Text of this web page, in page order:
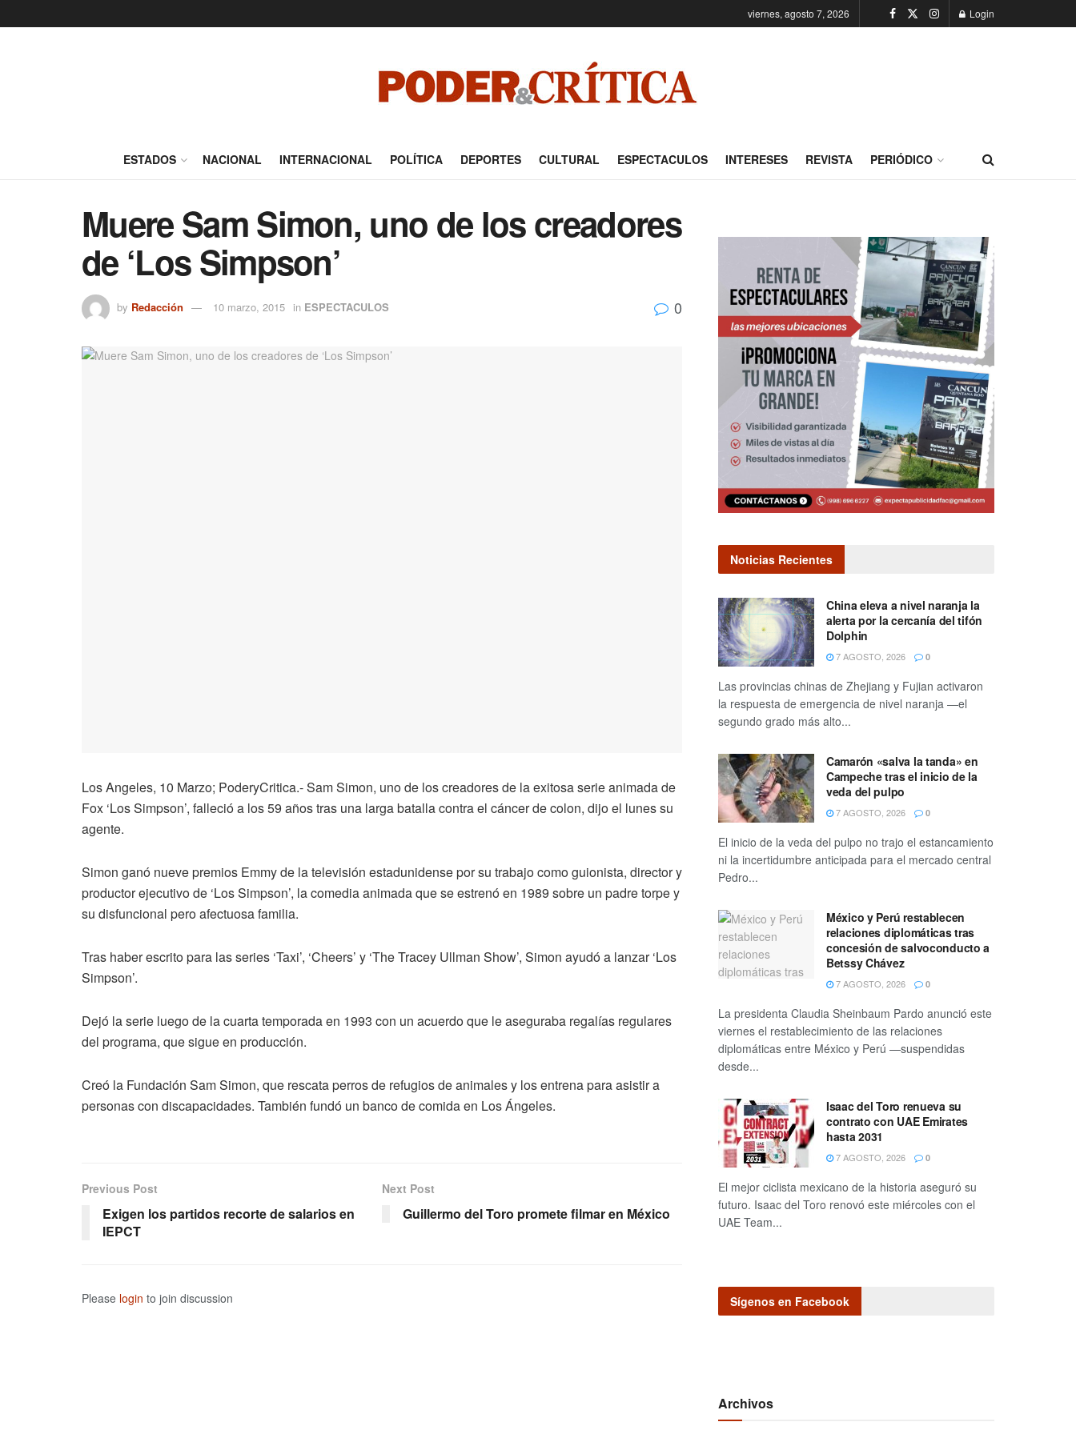
viernes, agosto 7, 2026 Login
ESTADOS NACIONAL INTERNACIONAL POLÍTICA DEPORTES CULTURAL ESPECTACULOS INTERESES REVISTA PERIÓDICO
Muere Sam Simon, uno de los creadores
de ‘Los Simpson’
by Redacción 10 marzo, 2015 in ESPECTACULOS 0
Los Angeles, 10 Marzo; PoderyCritica.- Sam Simon, uno de los creadores de la exitosa serie animada de
Fox ‘Los Simpson’, falleció a los 59 años tras una larga batalla contra el cáncer de colon, dijo el lunes su
agente.
Simon ganó nueve premios Emmy de la televisión estadunidense por su trabajo como guionista, director y
productor ejecutivo de ‘Los Simpson’, la comedia animada que se estrenó en 1989 sobre un padre torpe y
su disfuncional pero afectuosa familia.
Tras haber escrito para las series ‘Taxi’, ‘Cheers’ y ‘The Tracey Ullman Show’, Simon ayudó a lanzar ‘Los
Simpson’.
Dejó la serie luego de la cuarta temporada en 1993 con un acuerdo que le aseguraba regalías regulares
del programa, que sigue en producción.
Creó la Fundación Sam Simon, que rescata perros de refugios de animales y los entrena para asistir a
personas con discapacidades. También fundó un banco de comida en Los Ángeles.
Previous Post
Exigen los partidos recorte de salarios en
IEPCT
Next Post
Guillermo del Toro promete filmar en México
Please login to join discussion
Noticias Recientes
China eleva a nivel naranja la
alerta por la cercanía del tifón
Dolphin
7 AGOSTO, 2026 0
Las provincias chinas de Zhejiang y Fujian activaron
la respuesta de emergencia de nivel naranja —el
segundo grado más alto...
Camarón «salva la tanda» en
Campeche tras el inicio de la
veda del pulpo
7 AGOSTO, 2026 0
El inicio de la veda del pulpo no trajo el estancamiento
ni la incertidumbre anticipada para el mercado central
Pedro...
México y Perú restablecen
relaciones diplomáticas tras
concesión de salvoconducto a
Betssy Chávez
7 AGOSTO, 2026 0
La presidenta Claudia Sheinbaum Pardo anunció este
viernes el restablecimiento de las relaciones
diplomáticas entre México y Perú —suspendidas
desde...
Isaac del Toro renueva su
contrato con UAE Emirates
hasta 2031
7 AGOSTO, 2026 0
El mejor ciclista mexicano de la historia aseguró su
futuro. Isaac del Toro renovó este miércoles con el
UAE Team...
Sígenos en Facebook
Archivos